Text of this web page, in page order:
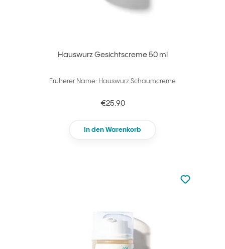
Hauswurz Gesichtscreme 50 ml
Früherer Name: Hauswurz Schaumcreme
€25.90
In den Warenkorb
zu den
zu Ihren